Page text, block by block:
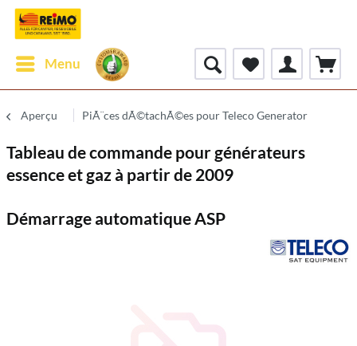
Menu
Aperçu PiÃ¨ces dÃ©tachÃ©es pour Teleco Generator
Tableau de commande pour générateurs
essence et gaz à partir de 2009
Démarrage automatique ASP